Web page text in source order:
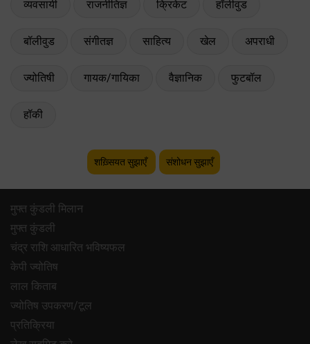
व्यवसायी राजनीतिज्ञ क्रिकेट हॉलीवुड
बॉलीवुड संगीतज्ञ साहित्य खेल अपराधी
ज्योतिषी गायक/गायिका वैज्ञानिक फुटबॉल
हॉकी
शख़्सियत सुझाएँ संशोधन सुझाएँ
मुफ्त कुंडली मिलान
मुफ्त कुंडली
चंद्र राशि आधारित भविष्यफल
केपी ज्योतिष
लाल किताब
ज्योतिष उपकरण/टूल
प्रतिक्रिया